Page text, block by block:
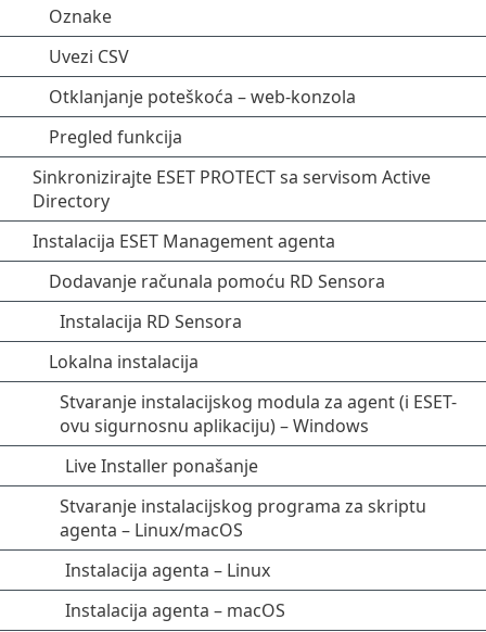
Oznake
Uvezi CSV
Otklanjanje poteškoća – web-konzola
Pregled funkcija
Sinkronizirajte ESET PROTECT sa servisom Active
Directory
Instalacija ESET Management agenta
Dodavanje računala pomoću RD Sensora
Instalacija RD Sensora
Lokalna instalacija
Stvaranje instalacijskog modula za agent (i ESET-
ovu sigurnosnu aplikaciju) – Windows
Live Installer ponašanje
Stvaranje instalacijskog programa za skriptu
agenta – Linux/macOS
Instalacija agenta – Linux
Instalacija agenta – macOS